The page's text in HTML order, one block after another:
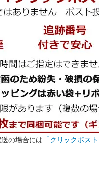
の場合には 「クリックポス